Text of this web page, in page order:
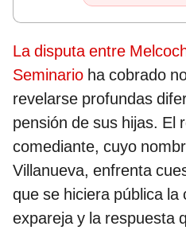
La disputa entre
Seminario ha cobrado
revelarse profundas
pensión de sus hijas. El
comediante, cuyo
Villanueva, enfrenta
que se hiciera pública la
expareja y la respuesta